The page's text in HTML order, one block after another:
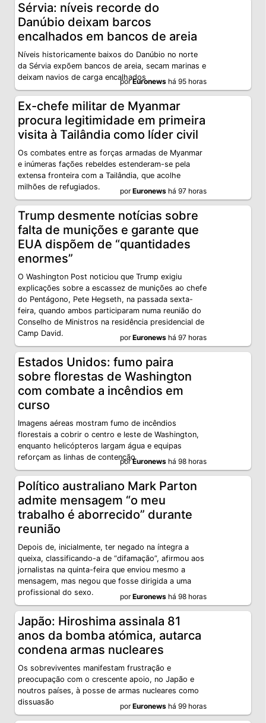
Sérvia: níveis recorde do
Danúbio deixam barcos
encalhados em bancos de areia
Níveis historicamente baixos do Danúbio no norte
da Sérvia expõem bancos de areia, secam marinas e
deixam navios de carga encalhados
porEuronews há 95 horas
Ex-chefe militar de Myanmar
procura legitimidade em primeira
visita à Tailândia como líder civil
Os combates entre as forças armadas de Myanmar
e inúmeras fações rebeldes estenderam-se pela
extensa fronteira com a Tailândia, que acolhe
milhões de refugiados.
porEuronews há 97 horas
Trump desmente notícias sobre
falta de munições e garante que
EUA dispõem de “quantidades
enormes”
O Washington Post noticiou que Trump exigiu
explicações sobre a escassez de munições ao chefe
do Pentágono, Pete Hegseth, na passada sexta-
feira, quando ambos participaram numa reunião do
Conselho de Ministros na residência presidencial de
Camp David.
porEuronews há 97 horas
Estados Unidos: fumo paira
sobre florestas de Washington
com combate a incêndios em
curso
Imagens aéreas mostram fumo de incêndios
florestais a cobrir o centro e leste de Washington,
enquanto helicópteros largam água e equipas
reforçam as linhas de contenção
porEuronews há 98 horas
Político australiano Mark Parton
admite mensagem “o meu
trabalho é aborrecido” durante
reunião
Depois de, inicialmente, ter negado na íntegra a
queixa, classificando-a de “difamação”, afirmou aos
jornalistas na quinta-feira que enviou mesmo a
mensagem, mas negou que fosse dirigida a uma
profissional do sexo.
porEuronews há 98 horas
Japão: Hiroshima assinala 81
anos da bomba atómica, autarca
condena armas nucleares
Os sobreviventes manifestam frustração e
preocupação com o crescente apoio, no Japão e
noutros países, à posse de armas nucleares como
dissuasão
porEuronews há 99 horas